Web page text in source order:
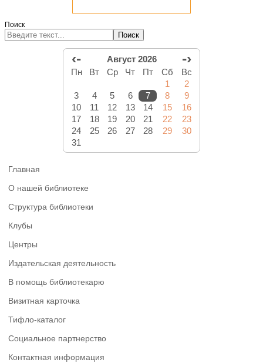
Поиск
Поиск
‹- Август 2026 -›
Пн Вт Ср Чт Пт Сб
Вс
1
2
3
4 5 6 7 8
9
10
11 12 13 14 15
16
17
18 19 20 21 22
23
24
25 26 27 28 29
30
31
Главная
О нашей библиотеке
Структура библиотеки
Клубы
Центры
Издательская деятельность
В помощь библиотекарю
Визитная карточка
Тифло-каталог
Социальное партнерство
Контактная информация